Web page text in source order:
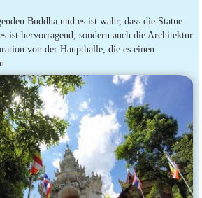
Buddha und es ist wahr, dass die Statue
ist hervorragend, sondern auch die Architektur
von der Haupthalle, die es einen